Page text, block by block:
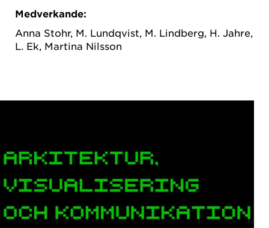
Medverkande:
Anna Stohr, M. Lundqvist, M. Lindberg, H. Jahre,
L. Ek, Martina Nilsson